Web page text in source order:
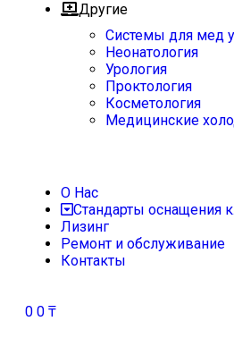
Другие
Системы для мед
Неонатология
Урология
Проктология
Косметология
Медицинские
О Нас
Стандарты оснащения
Лизинг
Ремонт и обслуживание
Контакты
0 0 ₸